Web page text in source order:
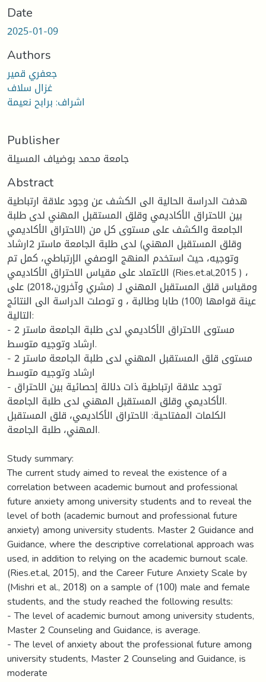
Date
2025-01-09
Authors
جعفري قمير
غزال سلاف
اشراف: برابح نعيمة
Publisher
جامعة محمد بوضياف المسيلة
Abstract
هدفت الدراسة الحالية الى الكشف عن وجود علاقة ارتباطية
بين الاحتراق الأكاديمي وقلق المستقبل المهني لدى طلبة
الجامعة والكشف على مستوى كل من (الاحتراق الأكاديمي
وقلق المستقبل المهني) لدى طلبة الجامعة ماستر 2ارشاد
وتوجيه، حيث استخدم المنهج الوصفي الإرتباطي، كمل تم
الاعتماد على مقياس الاحتراق الأكاديمي (Ries.et.al,2015 ) ،
ومقياس قلق المستقبل المهني لـ (مشري وآخرون،2018) على
عينة قوامها (100) طابا وطالبة ، و توصلت الدراسة الى النتائج
التالية:
- مستوى الاحتراق الأكاديمي لدى طلبة الجامعة ماستر 2
ارشاد وتوجيه متوسط.
- مستوى قلق المستقبل المهني لدى طلبة الجامعة ماستر 2
ارشاد وتوجيه متوسط
- توجد علاقة ارتباطية ذات دلالة إحصائية بين الاحتراق
الأكاديمي وقلق المستقبل المهني لدى طلبة الجامعة.
الكلمات المفتاحية: الاحتراق الأكاديمي، قلق المستقبل
المهني، طلبة الجامعة.
Study summary:
The current study aimed to reveal the existence of a
correlation between academic burnout and professional
future anxiety among university students and to reveal the
level of both (academic burnout and professional future
anxiety) among university students. Master 2 Guidance and
Guidance, where the descriptive correlational approach was
used, in addition to relying on the academic burnout scale.
(Ries.et.al, 2015), and the Career Future Anxiety Scale by
(Mishri et al., 2018) on a sample of (100) male and female
students, and the study reached the following results:
- The level of academic burnout among university students,
Master 2 Counseling and Guidance, is average.
- The level of anxiety about the professional future among
university students, Master 2 Counseling and Guidance, is
moderate